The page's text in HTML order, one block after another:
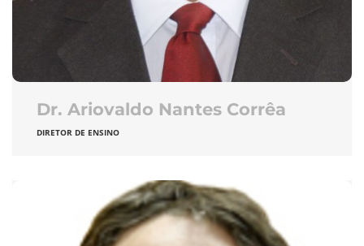
Dr. Ariovaldo Nantes Corrêa
DIRETOR DE ENSINO